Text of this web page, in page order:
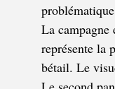
La campagne
représente la
bétail. Le